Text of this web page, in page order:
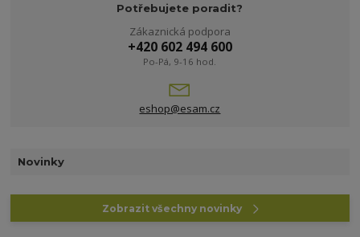
Potřebujete poradit?
Zákaznická podpora
+420 602 494 600
Po-Pá, 9-16 hod.
eshop@esam.cz
Novinky
Zobrazit všechny novinky